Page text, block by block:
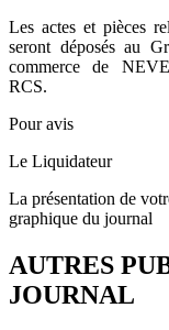
Les actes et pièces
seront déposés au
commerce de
RCS.
Pour avis
Le Liquidateur
La présentation de
graphique du journal
AUTRES
JOURNAL